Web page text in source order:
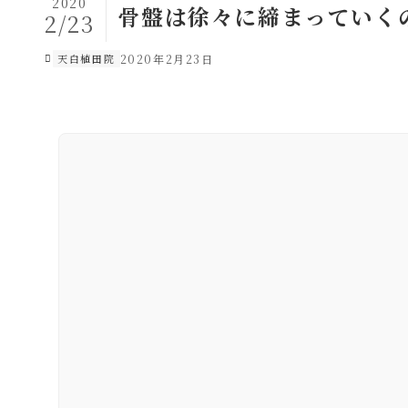
骨盤は徐々に締まっていく
2/23
天白植田院 2020年2月23日